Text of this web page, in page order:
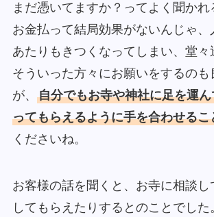
まだ憑いてますか？ってよく聞かれ
お金払って結局効果がないんじゃ、
あたりもきつくなってしまい、堂々
そういった方々にお願いをするのも
が、 自分でもお寺や神社に足を運
ってもらえるように手を合わせるこ
くださいね。
お客様の話を聞くと、お寺に相談し
してもらえたりするとのことでし